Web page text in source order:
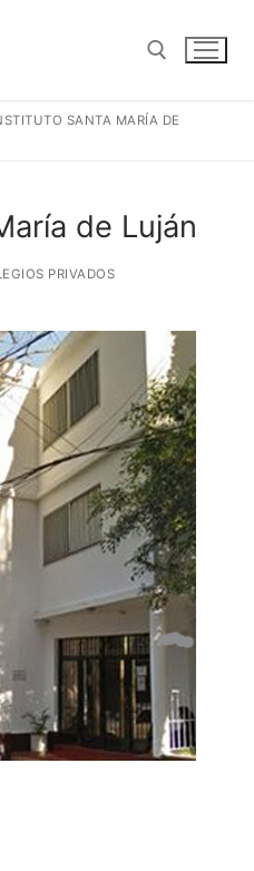
SANTA MARÍA DE
de Luján
PRIVADOS